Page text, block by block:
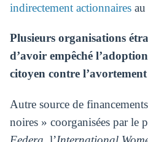
indirectement actionnairesau
Plusieurs organisations
d’avoir empêché
citoyen contre
Autre source de
noires » coorganisées par